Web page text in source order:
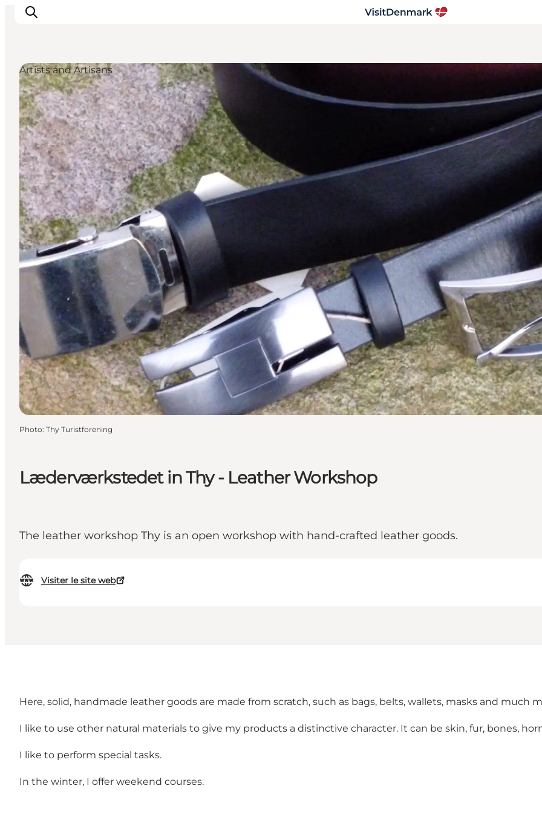
Inspirations
Destinations
Quoi faire
Hébergements
Planifiez votre voyage
Læderværkstedet in Thy - Leather Workshop
The leather workshop Thy is an open workshop with hand-crafted leather goods.
Visiter le site web
Artists and Artisans
Photo: Thy Turistforening
Here, solid, handmade leather goods are made from scratch, such as bags, belts, wallets, masks and much
I like to use other natural materials to give my products a distinctive character. It can be skin, fur, bones,
I like to perform special tasks.
In the winter, I offer weekend courses.